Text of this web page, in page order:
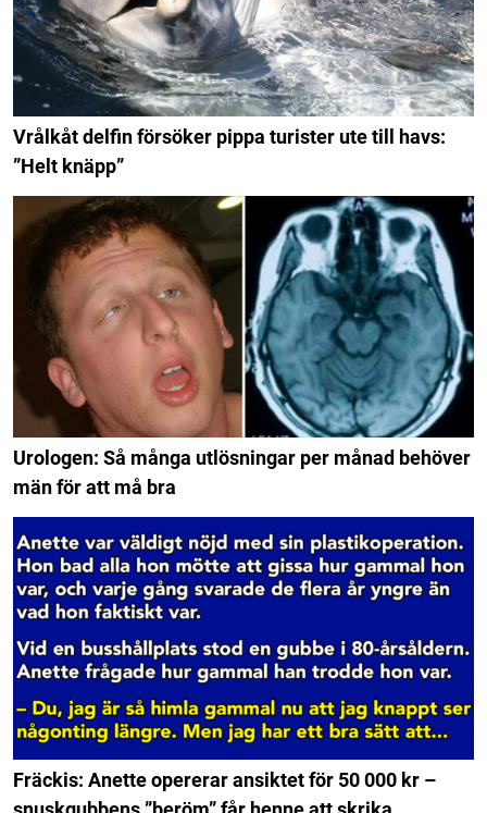
Vrålkåt delfin försöker pippa turister ute till havs:
”Helt knäpp”
Urologen: Så många utlösningar per månad behöver
män för att må bra
Fräckis: Anette opererar ansiktet för 50 000 kr –